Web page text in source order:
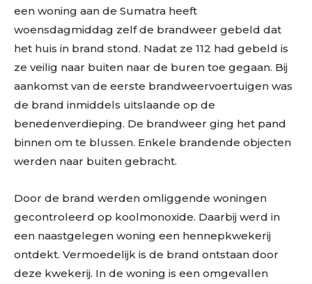
een woning aan de Sumatra heeft
woensdagmiddag zelf de brandweer gebeld dat
het huis in brand stond. Nadat ze 112 had gebeld is
ze veilig naar buiten naar de buren toe gegaan. Bij
aankomst van de eerste brandweervoertuigen was
de brand inmiddels uitslaande op de
benedenverdieping. De brandweer ging het pand
binnen om te blussen. Enkele brandende objecten
werden naar buiten gebracht.
Door de brand werden omliggende woningen
gecontroleerd op koolmonoxide. Daarbij werd in
een naastgelegen woning een hennepkwekerij
ontdekt. Vermoedelijk is de brand ontstaan door
deze kwekerij. In de woning is een omgevallen